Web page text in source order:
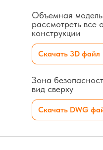
Объемная модель
рассмотреть все
конструкции
Скачать 3D файл
Зона
вид сверху
Скачать DWG